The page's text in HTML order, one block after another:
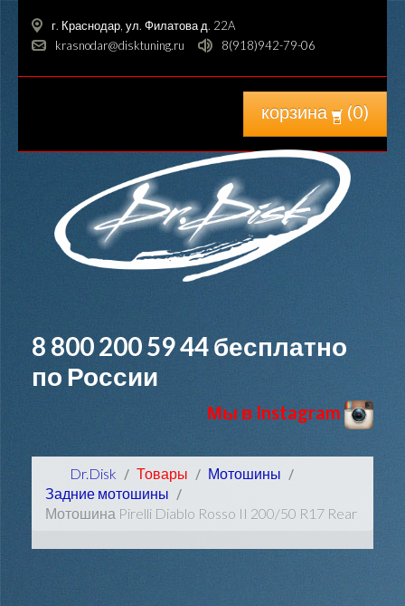
г. Краснодар, ул. Филатова д. 22A
krasnodar@disktuning.ru
8(918)942-79-06
корзина (0)
8 800 200 59 44бесплатно
по России
Мы в Instagram
Dr.Disk Товары
Мотошины
Задние мотошины
Мотошина Pirelli Diablo Rosso II 200/50 R17 Rear